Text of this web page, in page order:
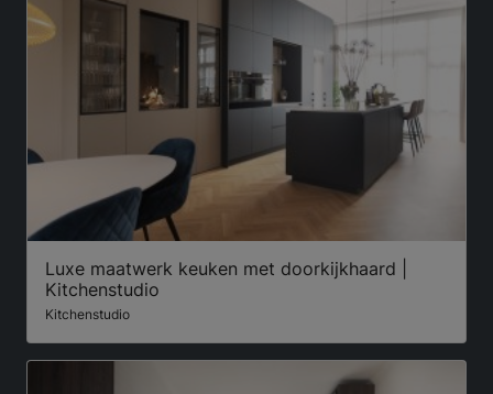
Luxe maatwerk keuken met doorkijkhaard |
Kitchenstudio
Kitchenstudio